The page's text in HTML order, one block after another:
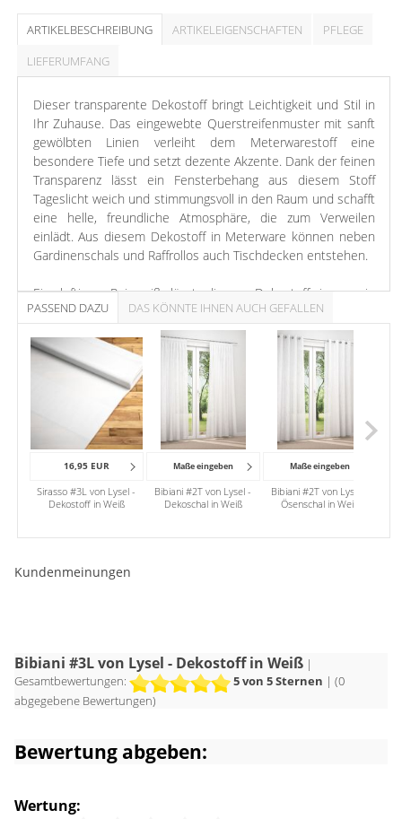
ARTIKELBESCHREIBUNG ARTIKELEIGENSCHAFTEN
PFLEGE
LIEFERUMFANG
Dieser transparente Dekostoff bringt Leichtigkeit und Stil in
Ihr Zuhause. Das eingewebte Querstreifenmuster mit sanft
gewölbten Linien verleiht dem Meterwarestoff eine
besondere Tiefe und setzt dezente Akzente. Dank der feinen
Transparenz lässt ein Fensterbehang aus diesem Stoff
Tageslicht weich und stimmungsvoll in den Raum und schafft
eine helle, freundliche Atmosphäre, die zum Verweilen
einlädt. Aus diesem Dekostoff in Meterware können neben
Gardinenschals und Raffrollos auch Tischdecken entstehen.
Ein luftiges Reinweiß lässt diesen Dekostoff immer in
frischem Glanz erstrahlen. Der helle, freundliche Ton wirkt
stets stilvoll und elegant und ist daher perfekt für jedes
Wohnambiente. Dort zeigt sich der weiße Dekostoff offen für
Kombinationen mit Farben, Strukturen und Mustern, die
dem jeweiligen Stil entsprechen.
PASSEND DAZU DAS KÖNNTE IHNEN AUCH GEFALLEN
16,95 EUR
Sirasso #3L von Lysel -
Dekostoff in Weiß
Maße eingeben
Bibiani #2T von Lysel -
Dekoschal in Weiß
Maße eingeben
Bibiani #2T von Lysel -
Ösenschal in Weiß
Kundenmeinungen
Bibiani #3L von Lysel - Dekostoff in Weiß|
Gesamtbewertungen:
5von 5 Sternen | (0
abgegebene Bewertungen)
Bewertung abgeben:
Wertung: